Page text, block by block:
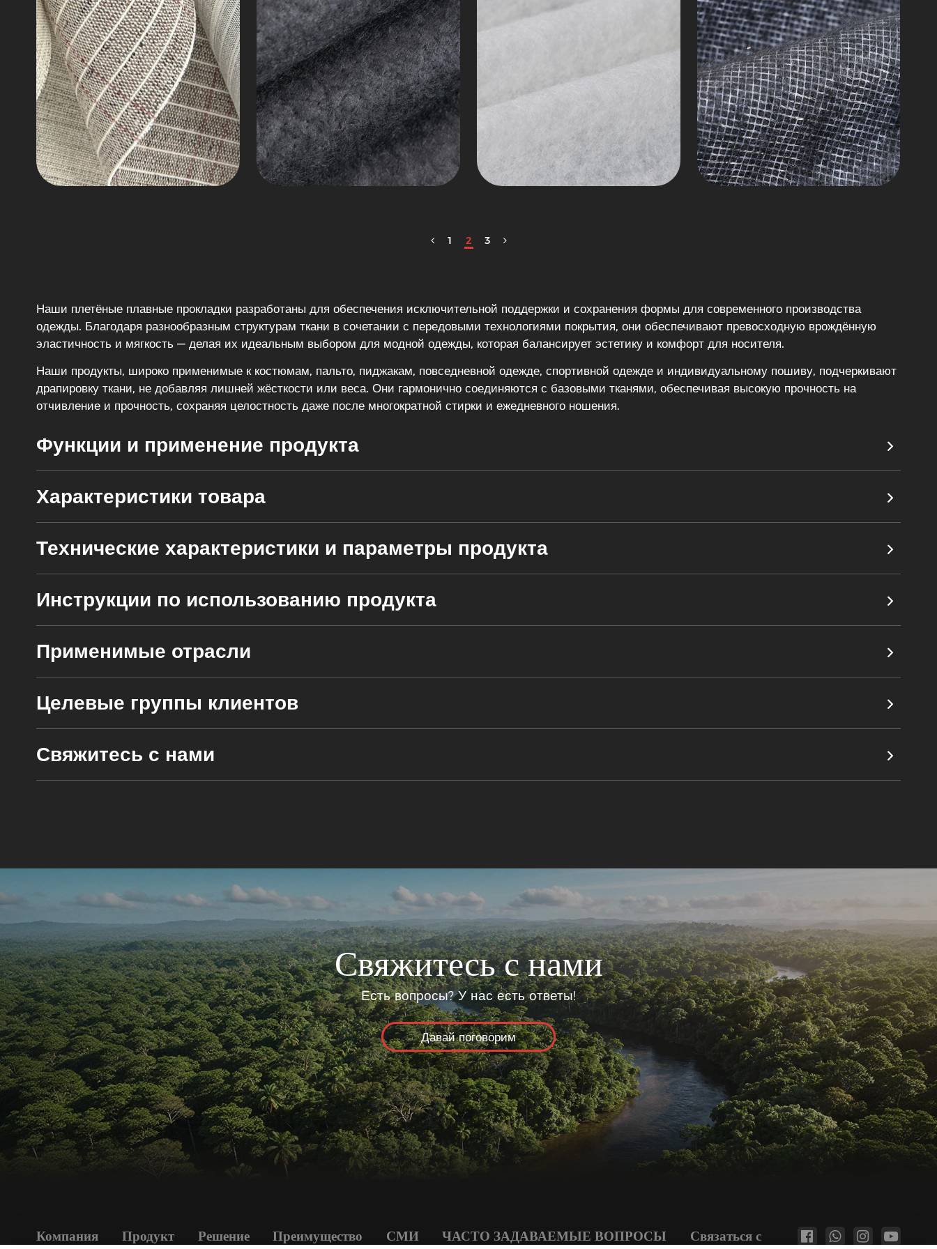
1 2 3
Наши плетёные плавные прокладки разработаны для обеспечения исключительной поддержки и сохранения формы для современного производства
одежды. Благодаря разнообразным структурам ткани в сочетании с передовыми технологиями покрытия, они обеспечивают превосходную врождённую
эластичность и мягкость — делая их идеальным выбором для модной одежды, которая балансирует эстетику и комфорт для носителя.
Наши продукты, широко применимые к костюмам, пальто, пиджакам, повседневной одежде, спортивной одежде и индивидуальному пошиву, подчеркивают
драпировку ткани, не добавляя лишней жёсткости или веса. Они гармонично соединяются с базовыми тканями, обеспечивая высокую прочность на
отчивление и прочность, сохраняя целостность даже после многократной стирки и ежедневного ношения.
Функции и применение продукта
Характеристики товара
Технические характеристики и параметры продукта
Инструкции по использованию продукта
Применимые отрасли
Целевые группы клиентов
Свяжитесь с нами
Свяжитесь с нами
Есть вопросы? У нас есть ответы!
Давай поговорим
Компания Продукт Решение Преимущество СМИ ЧАСТО ЗАДАВАЕМЫЕ ВОПРОСЫ Связаться с